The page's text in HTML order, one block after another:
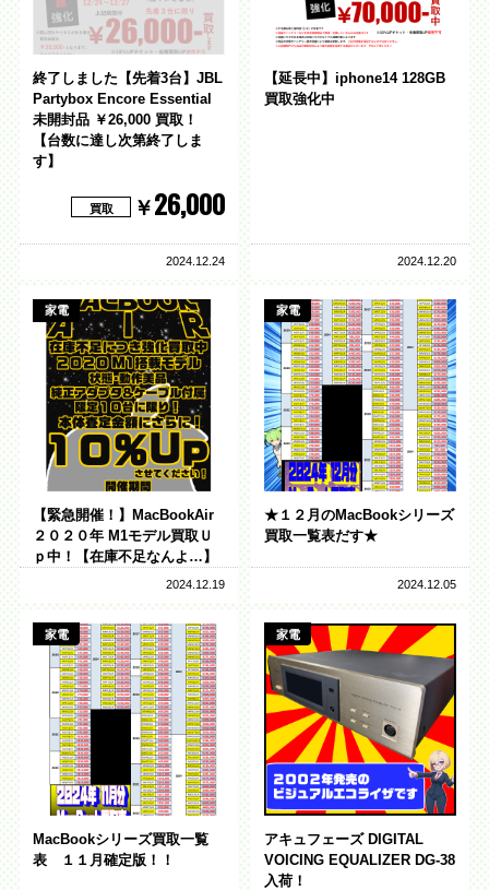
トレトレ倉庫 糸満店
トレトレ倉庫 あわせモー
終了しました【先着3台】JBL
Partybox Encore Essential
未開封品 ￥26,000 買取！
【台数に達し次第終了しま
す】
買取 ￥26,000
2024.12.24
【延長中】iphone14 128GB
買取強化中
2024.12.20
家電
【緊急開催！】MacBookAir
２０２０年 M1モデル買取Ｕ
ｐ中！【在庫不足なんよ…】
2024.12.19
家電
★１２月のMacBookシリーズ
買取一覧表だす★
2024.12.05
家電
MacBookシリーズ買取一覧
表 １１月確定版！！
家電
アキュフェーズ DIGITAL
VOICING EQUALIZER DG-38
入荷！